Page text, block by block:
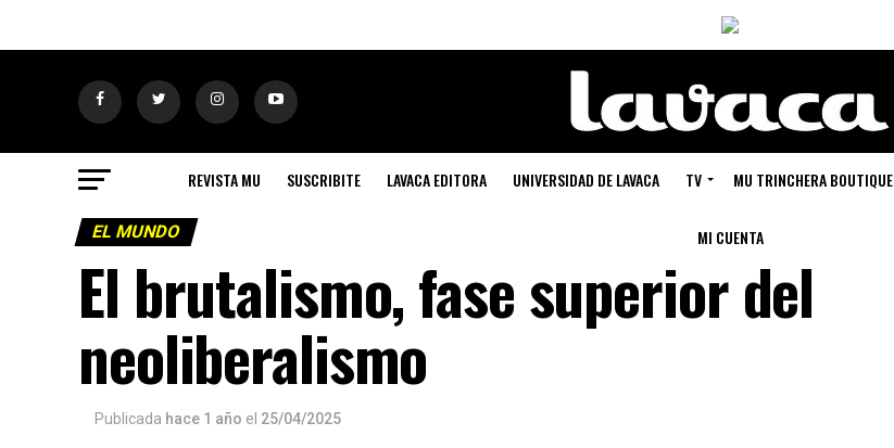
REVISTA MU SUSCRIBITE LAVACA EDITORA UNIVERSIDAD DE LAVACA TV MU TRINCHERA BOUTIQUE
MI CUENTA
EL MUNDO
El brutalismo, fase superior del
neoliberalismo
Publicada hace 1 año el 25/04/2025